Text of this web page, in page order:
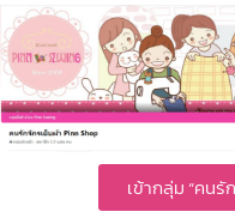
เข้ากลุ่ม “คนรั